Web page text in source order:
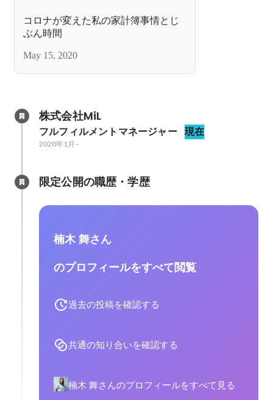
コロナが変えた私の家計簿事情とじ
ぶん時間
May 15, 2020
株式会社MiL
フルフィルメントマネージャー 現在
2020年1月 -
限定公開の職歴・学歴
楠木 舞さん
のプロフィールをすべて閲覧
過去の投稿を確認する
共通の知り合いを確認する
楠木 舞さんのプロフィールをすべて見る